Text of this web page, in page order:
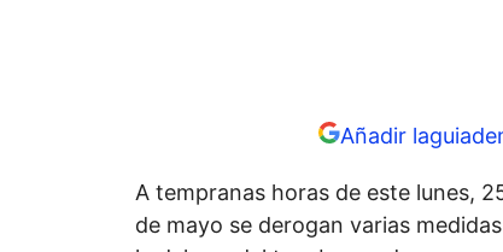
Añadir
A tempranas horas de este lunes,
de mayo se derogan varias